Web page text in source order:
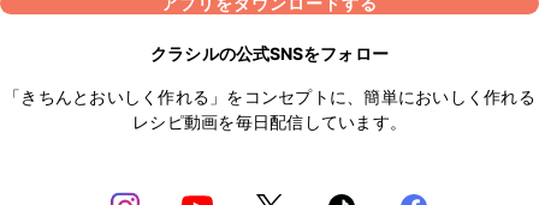
クラシルの公式SNSをフォロー
「きちんとおいしく作れる」をコンセプトに、簡単においしく作れる
レシピ動画を毎日配信しています。